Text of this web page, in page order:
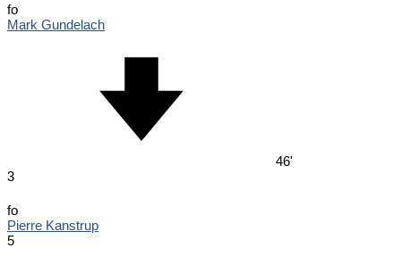
fo
Mark Gundelach
46'
3
fo
Pierre Kanstrup
5